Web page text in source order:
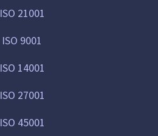
ISO 21001
ISO 9001
ISO 14001
ISO 27001
ISO 45001